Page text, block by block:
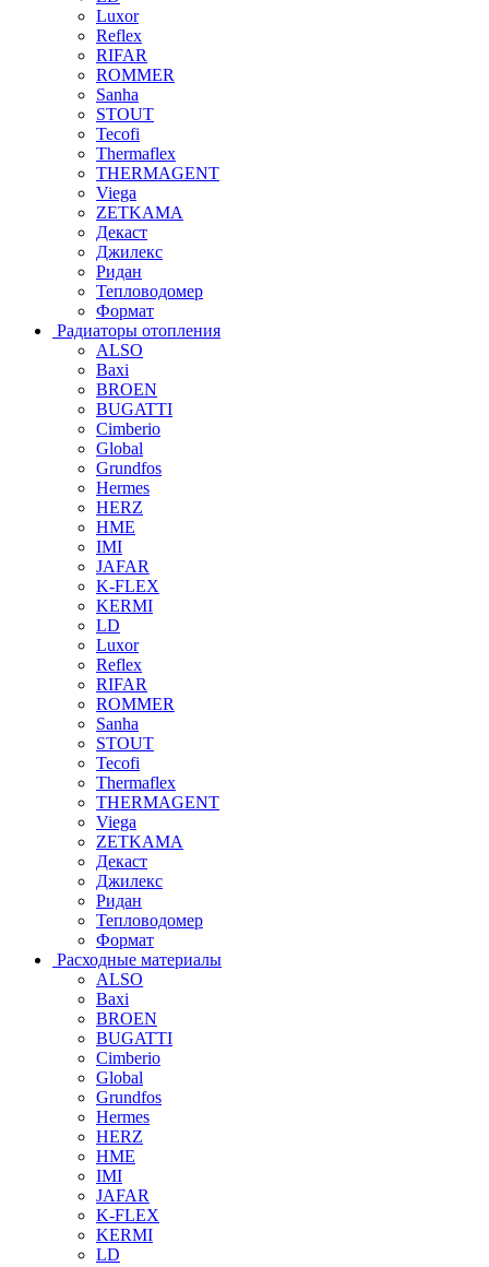
Luxor
Reflex
RIFAR
ROMMER
Sanha
STOUT
Tecofi
Thermaflex
THERMAGENT
Viega
ZETKAMA
Декаст
Джилекс
Ридан
Тепловодомер
Формат
Радиаторы отопления
ALSO
Baxi
BROEN
BUGATTI
Cimberio
Global
Grundfos
Hermes
HERZ
HME
IMI
JAFAR
K-FLEX
KERMI
LD
Luxor
Reflex
RIFAR
ROMMER
Sanha
STOUT
Tecofi
Thermaflex
THERMAGENT
Viega
ZETKAMA
Декаст
Джилекс
Ридан
Тепловодомер
Формат
Расходные материалы
ALSO
Baxi
BROEN
BUGATTI
Cimberio
Global
Grundfos
Hermes
HERZ
HME
IMI
JAFAR
K-FLEX
KERMI
LD